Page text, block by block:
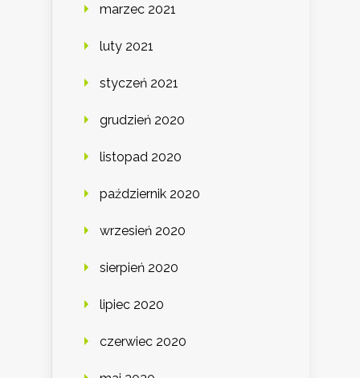
marzec 2021
luty 2021
styczeń 2021
grudzień 2020
listopad 2020
październik 2020
wrzesień 2020
sierpień 2020
lipiec 2020
czerwiec 2020